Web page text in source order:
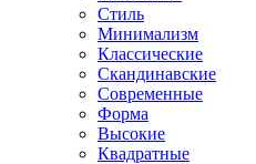
Стиль
Минимализм
Классические
Скандинавские
Современные
Форма
Высокие
Квадратные